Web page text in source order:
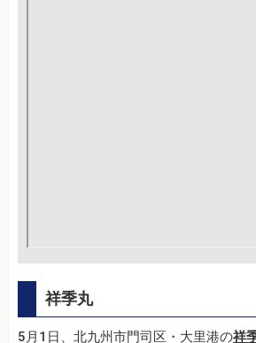
祥季丸
5月1日、北九州市門司区・大里港の祥